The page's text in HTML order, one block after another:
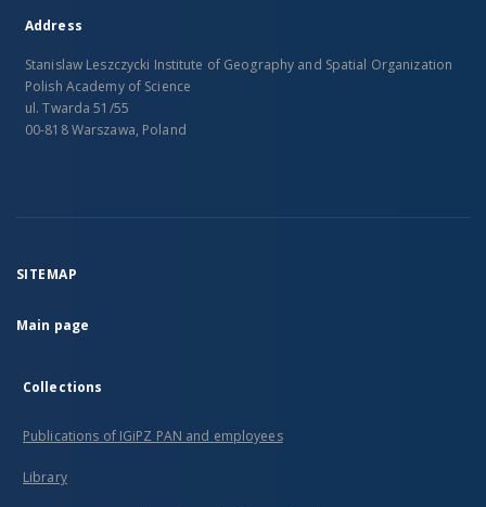
Address
Stanislaw Leszczycki Institute of Geography and Spatial Organization
Polish Academy of Science
ul. Twarda 51/55
00-818 Warszawa, Poland
SITEMAP
Main page
Collections
Publications of IGiPZ PAN and employees
Library